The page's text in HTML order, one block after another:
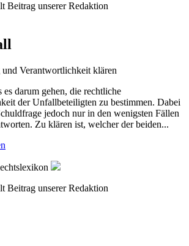
Beitrag unserer Redaktion
Verantwortlichkeit klären
es darum gehen, die rechtliche
der Unfallbeteiligten zu bestimmen. Dabei
jedoch nur in den wenigsten Fällen
Zu klären ist, welcher der beiden...
Beitrag unserer Redaktion